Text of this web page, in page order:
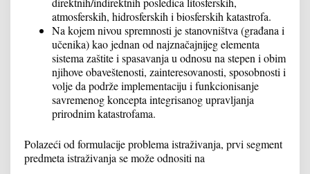
atmosferskih, hidrosferskih i biosferskih katastrofa.
Na kojem nivou spremnosti je stanovništva (građana i
učenika) kao jednan od najznačajnijeg elementa
sistema zaštite i spasavanja u odnosu na stepen i obim
njihove obaveštenosti, zainteresovanosti, sposobnosti i
volje da podrže implementaciju i funkcionisanje
savremenog koncepta integrisanog upravljanja
prirodnim katastrofama.
Polazeći od formulacije problema istraživanja, prvi segment
predmeta istraživanja se može odnositi na